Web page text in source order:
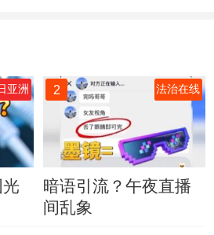
亚洲 2 法治在线
暗语引流？午夜直播
间乱象